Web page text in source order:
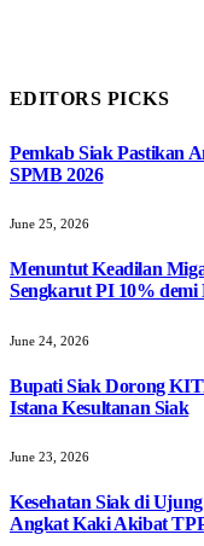
EDITORS PICKS
Pemkab Siak Pastikan
SPMB 2026
June 25, 2026
Menuntut Keadilan
Sengkarut PI 10% demi
June 24, 2026
Bupati Siak Dorong
Istana Kesultanan Siak
June 23, 2026
Kesehatan Siak di
Angkat Kaki Akibat